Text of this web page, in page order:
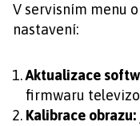
V servisním menu
nastavení:
Aktualizace
firmwaru
Kalibrace obrazu: